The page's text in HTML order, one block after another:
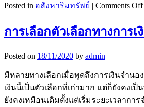
Posted in อสังหาริมทรัพย์ | Comments Off
การเลือกตัวเลือกทางการ
Posted on 18/11/2020 by admin
มีหลายทางเลือกเมื่อพูดถึงการเงินจำน
เงินนี้เป็นตัวเลือกที่เก่ามาก แต่ก็ยังคงเ
ยังคงเหมือนเดิมตั้งแต่เริ่มระยะเวลาก